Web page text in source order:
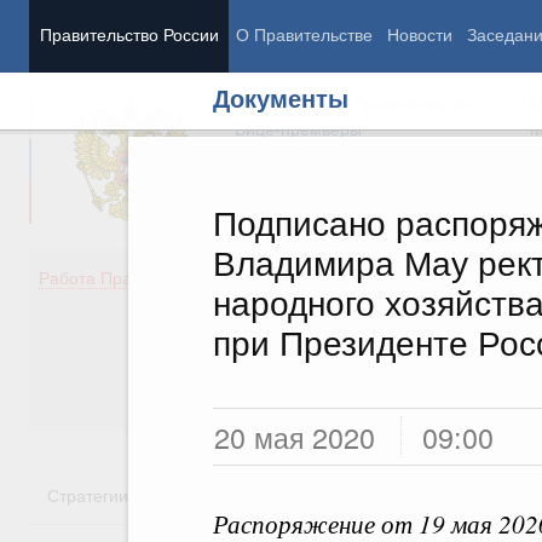
Правительство России О Правительстве Новости
Документы
Подписано
Владимира Мау
народного
при Президенте
20 мая 2020 09:00
Распоряжение от 19 мая
Председатель Правительства
Вице-премьеры
Работа Правительства
Демография
Здоровье
Культура
Государство
Стратегии